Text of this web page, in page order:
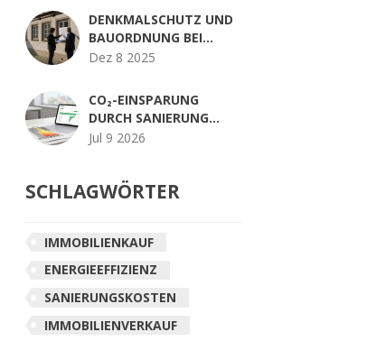
DENKMALSCHUTZ UND
BAUORDNUNG BEI
RENOVIERUNG: SO
AUFLAGEN RICHTIG
Dez 8 2025
CO₂-EINSPARUNG
DURCH SANIERUNG
BERECHNEN:
Jul 9 2026
SCHLAGWÖRTER
IMMOBILIENKAUF
ENERGIEEFFIZIENZ
SANIERUNGSKOSTEN
IMMOBILIENVERKAUF